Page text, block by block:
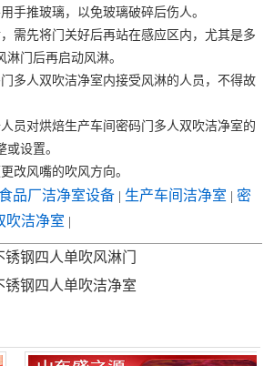
手推玻璃，以免玻璃破碎后伤人。
需先将门关好后再站在感应区内，尤其是多
门后再启动风淋。
多人双吹洁净室内接受风淋的人员，不得故
员对烘焙生产车间密码门多人双吹洁净室的
设置。
改风嘴的吹风方向。
品厂洁净室设备 生产车间洁净室
密
吹洁净室
锈钢四人单吹风淋门
锈钢四人单吹洁净室